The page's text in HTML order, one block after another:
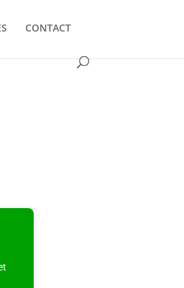
CONTACT